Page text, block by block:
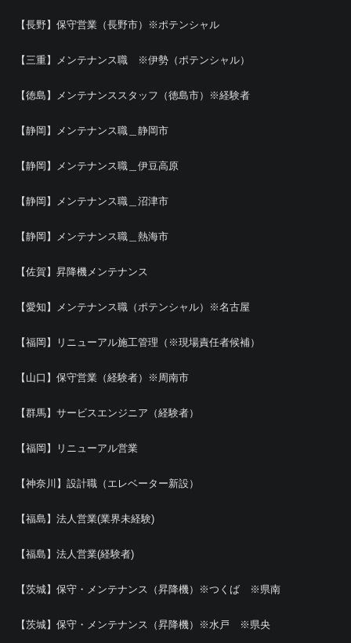
【長野】保守営業（長野市）※ポテンシャル
【三重】メンテナンス職 ※伊勢（ポテンシャル）
【徳島】メンテナンススタッフ（徳島市）※経験者
【静岡】メンテナンス職＿静岡市
【静岡】メンテナンス職＿伊豆高原
【静岡】メンテナンス職＿沼津市
【静岡】メンテナンス職＿熱海市
【佐賀】昇降機メンテナンス
【愛知】メンテナンス職（ポテンシャル）※名古屋
【福岡】リニューアル施工管理（※現場責任者候補）
【山口】保守営業（経験者）※周南市
【群馬】サービスエンジニア（経験者）
【福岡】リニューアル営業
【神奈川】設計職（エレベーター新設）
【福島】法人営業(業界未経験)
【福島】法人営業(経験者)
【茨城】保守・メンテナンス（昇降機）※つくば ※県南
【茨城】保守・メンテナンス（昇降機）※水戸 ※県央